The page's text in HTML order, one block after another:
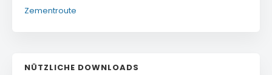
Zementroute
NÜTZLICHE DOWNLOADS